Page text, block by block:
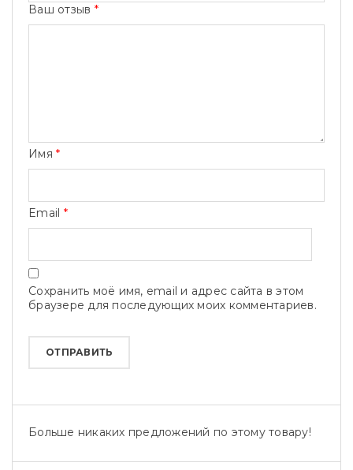
Ваш отзыв *
Имя *
Email *
Сохранить моё имя, email и адрес сайта в этом
браузере для последующих моих комментариев.
Больше никаких предложений по этому товару!